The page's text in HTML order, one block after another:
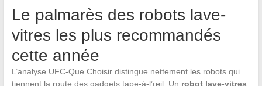
Le palmarès des robots lave-
vitres les plus recommandés
cette année
L’analyse UFC-Que Choisir distingue nettement les robots qui
tiennent la route des gadgets tape-à-l’œil. Un robot lave-vitres